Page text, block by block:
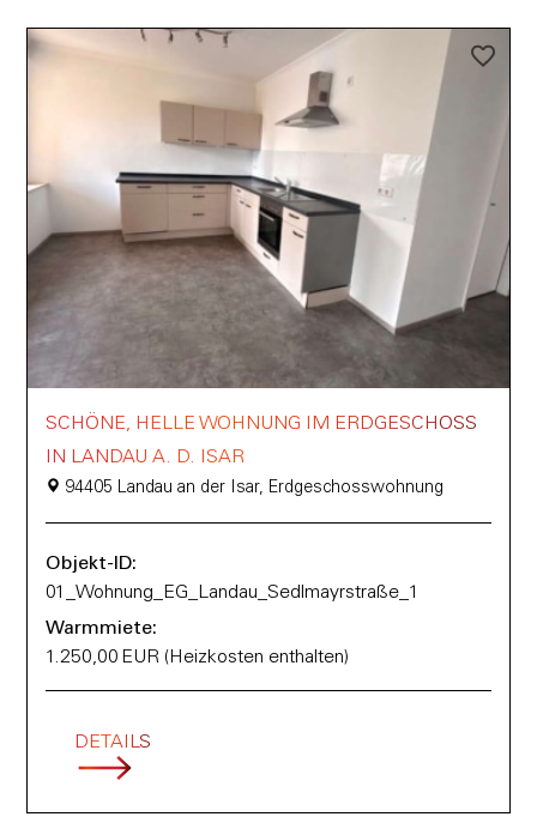
SCHÖNE, HELLE WOHNUNG IM ERDGESCHOSS
IN LANDAU A. D. ISAR
94405 Landau an der Isar, Erdgeschosswohnung
Objekt-ID:
01_Wohnung_EG_Landau_Sedlmayrstraße_1
Warmmiete:
1.250,00 EUR (Heizkosten enthalten)
DETAILS